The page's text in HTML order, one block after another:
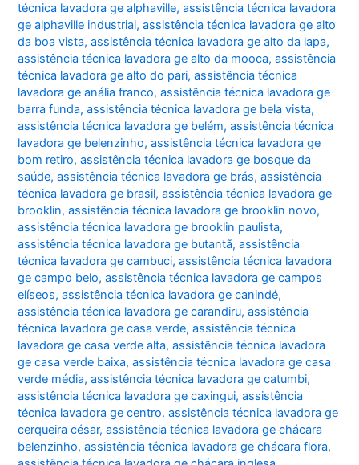
técnica lavadora ge alphaville,assistência técnica lavadora
ge alphaville industrial,assistência técnica lavadora ge alto
da boa vista,assistência técnica lavadora ge alto da lapa,
assistência técnica lavadora ge alto da mooca,assistência
técnica lavadora ge alto do pari,assistência técnica
lavadora ge anália franco,assistência técnica lavadora ge
barra funda,assistência técnica lavadora ge bela vista,
assistência técnica lavadora ge belém,assistência técnica
lavadora ge belenzinho,assistência técnica lavadora ge
bom retiro,assistência técnica lavadora ge bosque da
saúde,assistência técnica lavadora ge brás,assistência
técnica lavadora ge brasil,assistência técnica lavadora ge
brooklin,assistência técnica lavadora ge brooklin novo,
assistência técnica lavadora ge brooklin paulista,
assistência técnica lavadora ge butantã,assistência
técnica lavadora ge cambuci,assistência técnica lavadora
ge campo belo,assistência técnica lavadora ge campos
elíseos,assistência técnica lavadora ge canindé,
assistência técnica lavadora ge carandiru,assistência
técnica lavadora ge casa verde,assistência técnica
lavadora ge casa verde alta,assistência técnica lavadora
ge casa verde baixa,assistência técnica lavadora ge casa
verde média,assistência técnica lavadora ge catumbi,
assistência técnica lavadora ge caxingui,assistência
técnica lavadora ge centro. assistência técnica lavadora ge
cerqueira césar,assistência técnica lavadora ge chácara
belenzinho,assistência técnica lavadora ge chácara flora,